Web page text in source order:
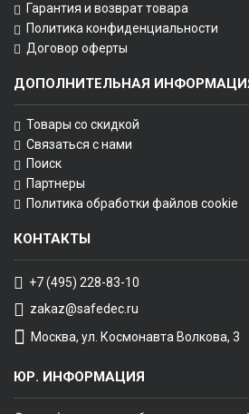
Гарантия и возврат товара
Политика конфиденциальности
Договор оферты
ДОПОЛНИТЕЛЬНАЯ
Товары со скидкой
Связаться с нами
Поиск
Партнеры
Политика обработки файлов cookie
КОНТАКТЫ
+7 (495) 228-83-10
zakaz@safedec.ru
Москва, ул. Космонавта Волкова, 3
ЮР. ИНФОРМАЦИЯ